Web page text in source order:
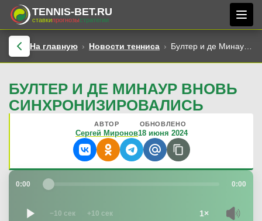
TENNIS-BET.RU
ставкипрогнозыстратегии
На главную Новости тенниса Бултер и де Минаур вновь синхронизировались
БУЛТЕР И ДЕ МИНАУР ВНОВЬ
СИНХРОНИЗИРОВАЛИСЬ
АВТОР
Сергей Миронов
ОБНОВЛЕНО
18 июня 2024
0:00 0:00
−10 сек +10 сек 1×